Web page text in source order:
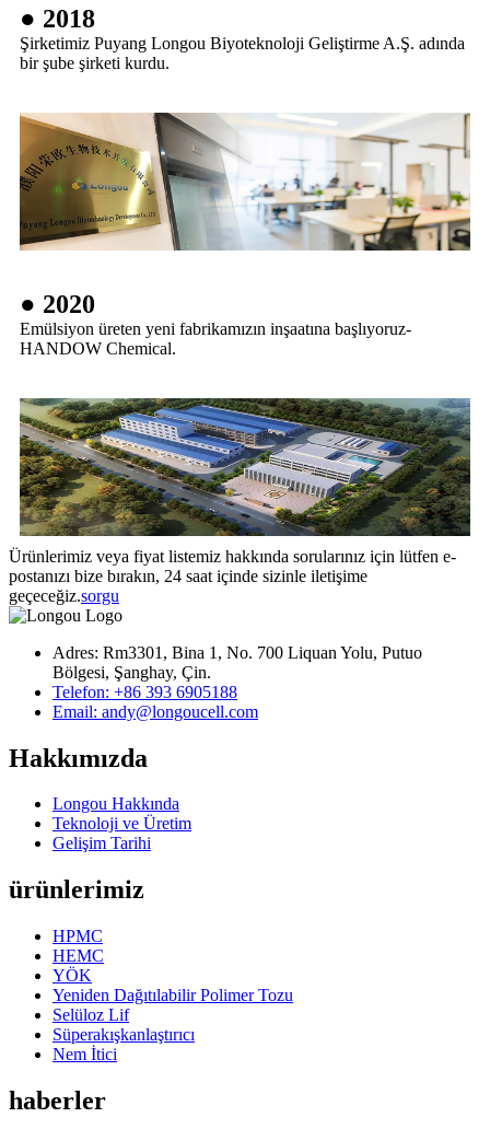
● 2018
Şirketimiz Puyang Longou Biyoteknoloji Geliştirme A.Ş. adında
bir şube şirketi kurdu.
● 2020
Emülsiyon üreten yeni fabrikamızın inşaatına başlıyoruz-
HANDOW Chemical.
Ürünlerimiz veya fiyat listemiz hakkında sorularınız için lütfen e-
postanızı bize bırakın, 24 saat içinde sizinle iletişime
geçeceğiz.sorgu
Adres: Rm3301, Bina 1, No. 700 Liquan Yolu, Putuo
Bölgesi, Şanghay, Çin.
Telefon: +86 393 6905188
Email: andy@longoucell.com
Hakkımızda
Longou Hakkında
Teknoloji ve Üretim
Gelişim Tarihi
ürünlerimiz
HPMC
HEMC
YÖK
Yeniden Dağıtılabilir Polimer Tozu
Selüloz Lif
Süperakışkanlaştırıcı
Nem İtici
haberler